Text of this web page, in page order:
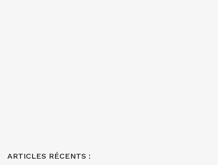
ARTICLES RÉCENTS :